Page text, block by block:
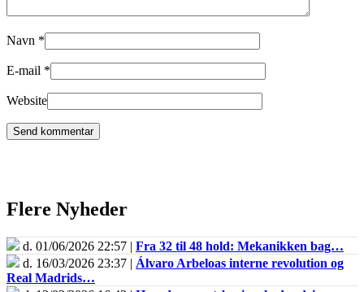
Navn *
E-mail *
Website
Flere Nyheder
d. 01/06/2026 22:57 | Fra 32 til 48 hold: Mekanikken bag…
d. 16/03/2026 23:37 | Álvaro Arbeloas interne revolution og
Real Madrids…